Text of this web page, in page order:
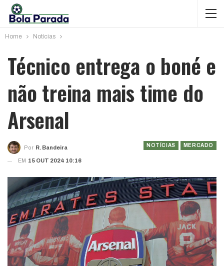
Home Notícias
Técnico entrega o boné e
não treina mais time do
Arsenal
NOTÍCIAS MERCADO
Por R. Bandeira
EM 15 OUT 2024 10:16